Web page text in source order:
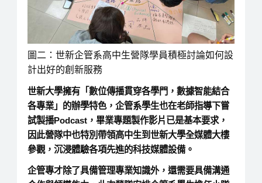
圖二：世新企管系高中生營隊學員積極討論如何設
計出好的創新服務
世新大學擁有「數位傳播貫穿各學門，數據智能結合
各專業」的辦學特色，企管系學生也在老師指導下嘗
試製播Podcast，畢業專題製作影片已是基本要求，
因此營隊中也特別帶領高中生到世新大學全媒體大樓
參觀，沉浸體驗各項先進的科技媒體設備。
企管專才除了具備管理專業知識外，還需要具備溝通